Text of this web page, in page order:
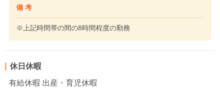
備 考
※上記時間帯の間の8時間程度の勤務
休日休暇
有給休暇 出産・育児休暇